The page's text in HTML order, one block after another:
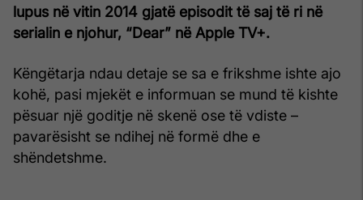
lupus në vitin 2014 gjatë episodit të saj të ri në
serialin e njohur, “Dear” në Apple TV+.
Këngëtarja ndau detaje se sa e frikshme ishte ajo
kohë, pasi mjekët e informuan se mund të kishte
pësuar një goditje në skenë ose të vdiste –
pavarësisht se ndihej në formë dhe e
shëndetshme.